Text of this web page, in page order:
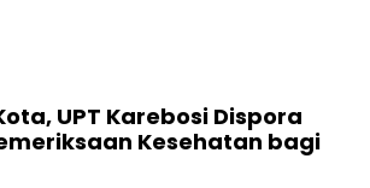
UPT Karebosi Dispora
Kesehatan bagi